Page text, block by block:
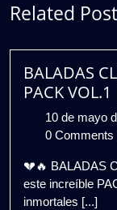
Related Post
BALADAS
PACK
10 de mayo
0 Comments
💔🔥 BALADAS
este increíble
inmortales [...]